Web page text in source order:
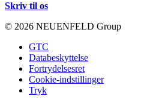
Skriv til os
© 2026 NEUENFELD Group
GTC
Databeskyttelse
Fortrydelsesret
Cookie-indstillinger
Tryk